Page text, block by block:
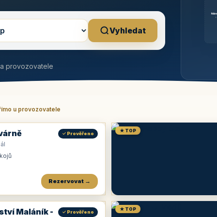
Vyhledat
provozovatele
u provozovatele
✓ Prověřeno
Rezervovat →
★ TOP
Maláník - ✓ Prověřeno
★ TOP